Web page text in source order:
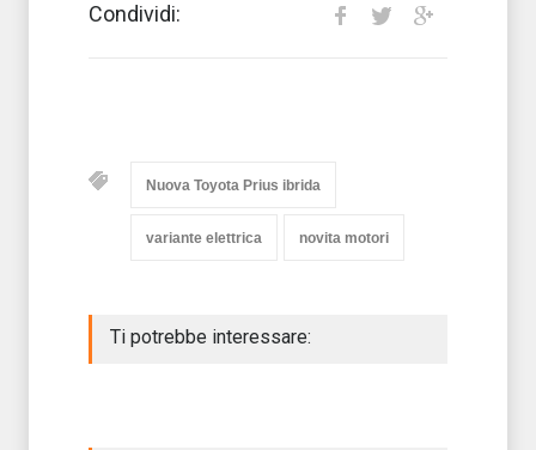
Condividi:
Nuova Toyota Prius ibrida
variante elettrica novita motori
Ti potrebbe interessare: